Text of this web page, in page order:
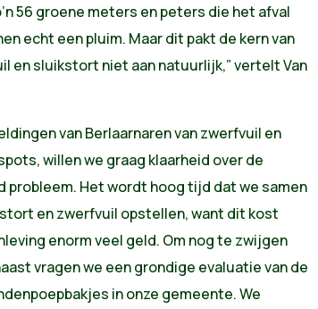
56 groene meters en peters die het afval
echt een pluim. Maar dit pakt de kern van
en sluikstort niet aan natuurlijk,” vertelt Van
van Berlaarnaren van zwerfvuil en
willen we graag klaarheid over de
probleem. Het wordt hoog tijd dat we samen
en zwerfvuil opstellen, want dit kost
enorm veel geld. Om nog te zwijgen
vragen we een grondige evaluatie van de
in onze gemeente. We